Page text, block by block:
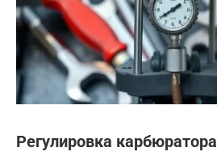
Регулировка карбюратора